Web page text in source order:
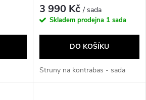
3 990 Kč/ sada
Skladem prodejna 1 sada
DO KOŠÍKU
Struny na kontrabas - sada